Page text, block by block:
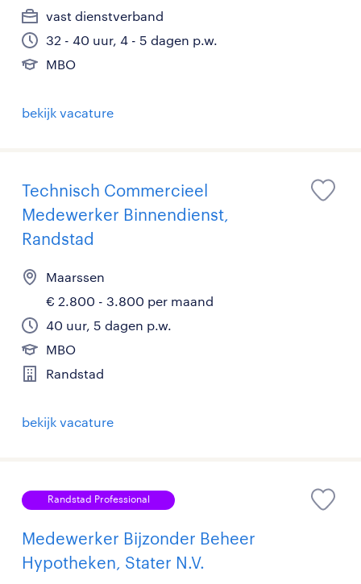
vast dienstverband
32 - 40 uur, 4 - 5 dagen p.w.
MBO
bekijk vacature
Technisch Commercieel
Medewerker Binnendienst,
Randstad
Maarssen
€ 2.800 - 3.800 per maand
40 uur, 5 dagen p.w.
MBO
Randstad
bekijk vacature
Randstad Professional
Medewerker Bijzonder Beheer
Hypotheken, Stater N.V.